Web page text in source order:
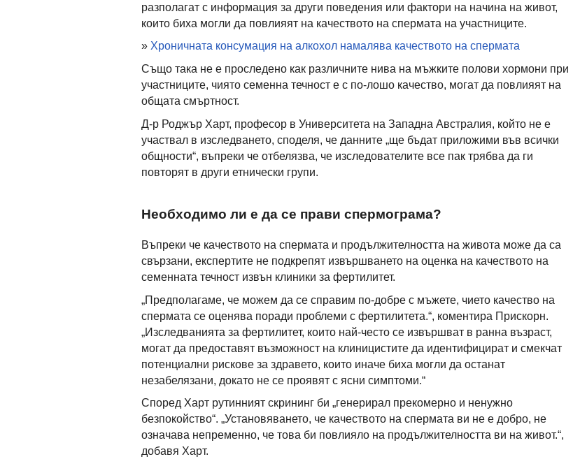
разполагат с информация за други поведения или фактори на начина на живот,
които биха могли да повлияят на качеството на спермата на участниците.
» Хроничната консумация на алкохол намалява качеството на спермата
Също така не е проследено как различните нива на мъжките полови хормони при
участниците, чиято семенна течност е с по-лошо качество, могат да повлияят на
общата смъртност.
Д-р Роджър Харт, професор в Университета на Западна Австралия, който не е
участвал в изследването, споделя, че данните „ще бъдат приложими във всички
общности“, въпреки че отбелязва, че изследователите все пак трябва да ги
повторят в други етнически групи.
Необходимо ли е да се прави спермограма?
Въпреки че качеството на спермата и продължителността на живота може да са
свързани, експертите не подкрепят извършването на оценка на качеството на
семенната течност извън клиники за фертилитет.
„Предполагаме, че можем да се справим по-добре с мъжете, чието качество на
спермата се оценява поради проблеми с фертилитета.“, коментира Прискорн.
„Изследванията за фертилитет, които най-често се извършват в ранна възраст,
могат да предоставят възможност на клиницистите да идентифицират и смекчат
потенциални рискове за здравето, които иначе биха могли да останат
незабелязани, докато не се проявят с ясни симптоми.“
Според Харт рутинният скрининг би „генерирал прекомерно и ненужно
безпокойство“. „Установяването, че качеството на спермата ви не е добро, не
означава непременно, че това би повлияло на продължителността ви на живот.“,
добавя Харт.